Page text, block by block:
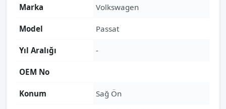
Marka Volkswagen
Model Passat
Yıl Aralığı -
OEM No
Konum Sağ Ön